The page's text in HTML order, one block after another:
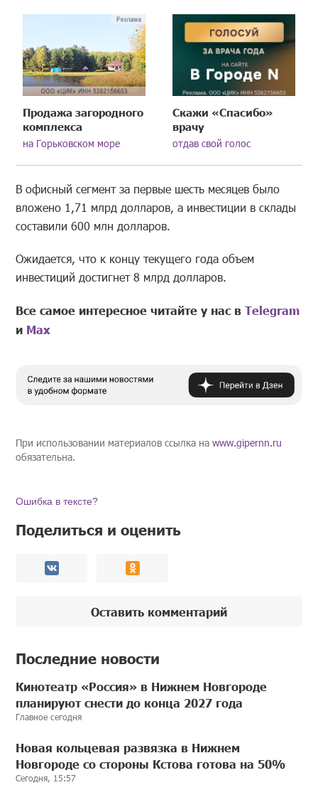
Продажа загородного
комплекса
на Горьковском море
Скажи «Спасибо»
врачу
отдав свой голос
В офисный сегмент за первые шесть месяцев было
вложено 1,71 млрд долларов, а инвестиции в склады
составили 600 млн долларов.
Ожидается, что к концу текущего года объем
инвестиций достигнет 8 млрд долларов.
Все самое интересное читайте у нас вTelegram
и Mах
При использовании материалов ссылка наwww.gipernn.ru
обязательна.
Ошибка в тексте?
Поделиться и оценить
Оставить комментарий
Последние новости
Кинотеатр «Россия» в Нижнем Новгороде
планируют снести до конца 2027 года
Главное сегодня
Новая кольцевая развязка в Нижнем
Новгороде со стороны Кстова готова на 50%
Сегодня, 15:57